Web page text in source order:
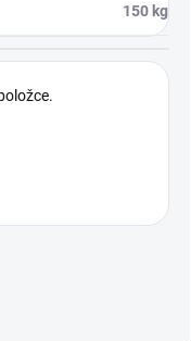
150 kg